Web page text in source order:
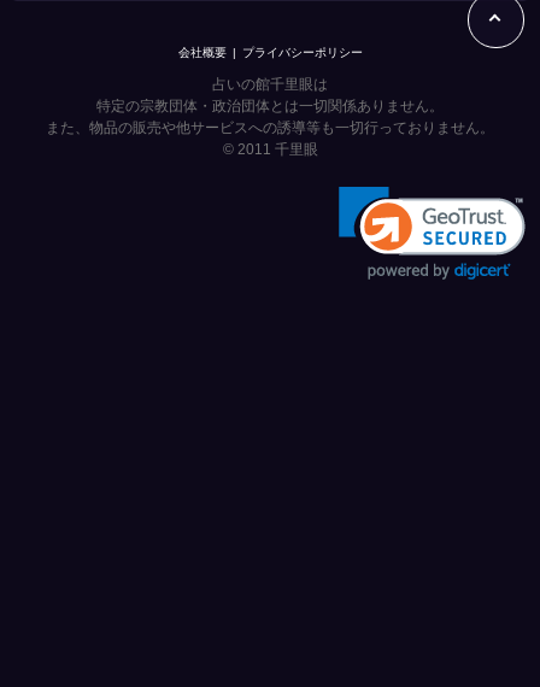
会社概要 プライバシーポリシー
占いの館千里眼は
特定の宗教団体・政治団体とは一切関係ありません。
また、物品の販売や他サービスへの誘導等も一切行っておりません。
© 2011 千里眼